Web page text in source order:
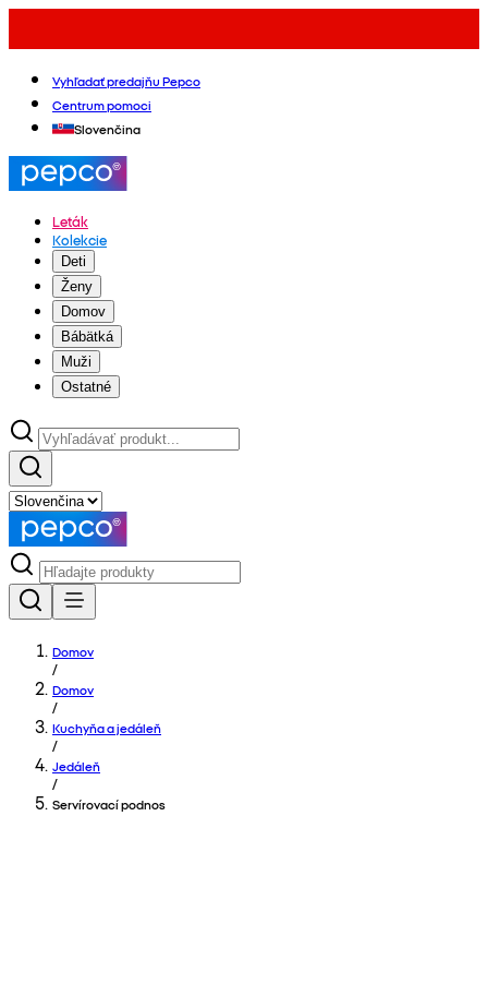
Vyhľadať predajňu Pepco
Centrum pomoci
Slovenčina
Leták
Kolekcie
Deti
Ženy
Domov
Bábätká
Muži
Ostatné
Domov
/
Domov
/
Kuchyňa a jedáleň
/
Jedáleň
/
Servírovací podnos